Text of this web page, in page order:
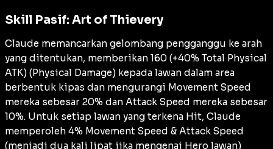
Skill Pasif: Art of Thievery
Claude memancarkan gelombang pengganggu ke arah
yang ditentukan, memberikan 160 (+40% Total Physical
ATK) (Physical Damage) kepada lawan dalam area
berbentuk kipas dan mengurangi Movement Speed
mereka sebesar 20% dan Attack Speed mereka sebesar
10%. Untuk setiap lawan yang terkena Hit, Claude
memperoleh 4% Movement Speed & Attack Speed
(menjadi dua kali lipat jika mengenai Hero lawan)